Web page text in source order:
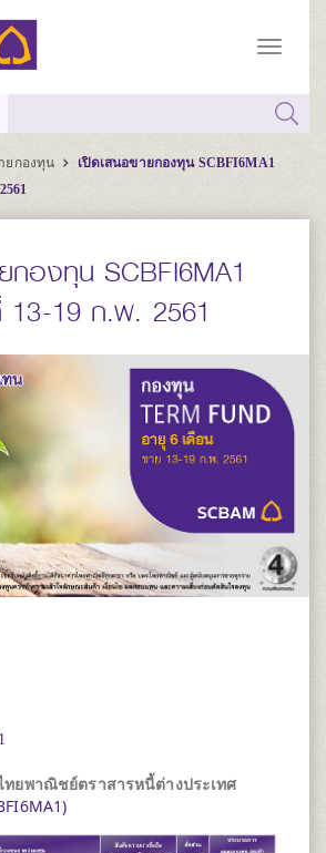
ยกองทุน
เปิดเสนอขายกองทุน SCBFI6MA1
กองทุน SCBFI6MA1
13-19 ก.พ. 2561
ทยพาณิชย์ตราสารหนี้ต่างประเทศ